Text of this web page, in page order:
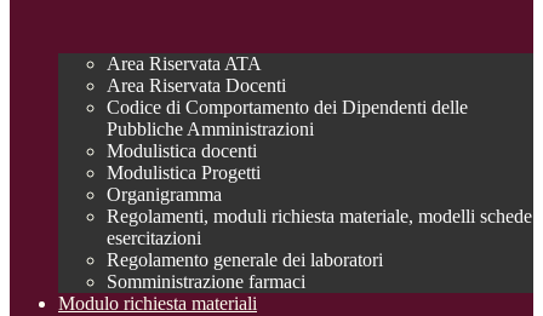
Area Riservata ATA
Area Riservata Docenti
Codice di Comportamento dei Dipendenti delle
Pubbliche Amministrazioni
Modulistica docenti
Modulistica Progetti
Organigramma
Regolamenti, moduli richiesta materiale, modelli schede
esercitazioni
Regolamento generale dei laboratori
Somministrazione farmaci
Modulo richiesta materiali